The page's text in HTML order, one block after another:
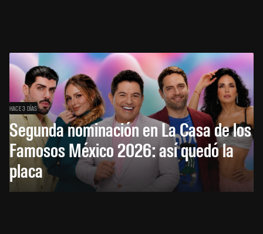
HACE 3 DÍAS
Segunda nominación en La Casa de los
Famosos México 2026: así quedó la
placa